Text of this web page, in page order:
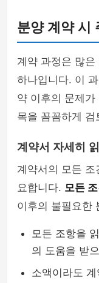
분양 계약 시
계약 과정은 많
하나입니다. 이
약 이후의 문제
목을 꼼꼼하게 검
계약서 자세히 읽
계약서의 모든
요합니다. 모든
이후의 불필요한
모든 조항을
의 도움을 받
소액이라도